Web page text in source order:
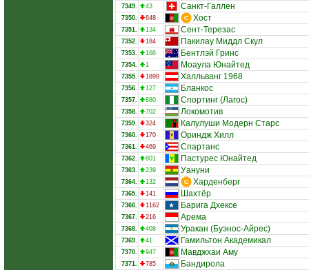
7349. 43 Санкт-Галлен
7350. 648 Хост
7351. 134 Сент-Терезас
7352. 184 Пакилау Миддл Скул
7353. 166 Бентлэй Гринс
7354. 1 Моаула Юнайтед
7355. 1898 Халльванг 1968
7356. 127 Бланкос
7357. 880 Спортинг (Лагос)
7358. 702 Локомотив
7359. 324 Калулуши Модерн Старс
7360. 170 Ориндж Хилл
7361. 469 Спартанс
7362. 801 Пастурес Юнайтед
7363. 239 Уануни
7364. 132 Харденберг
7365. 141 Шахтёр
7366. 1162 Барига Дхексе
7367. 216 Арема
7368. 408 Уракан (Буэнос-Айрес)
7369. 41 Гамильтон Академикал
7370. 947 Мавджхаи Аму
7371. 785 Бандирола